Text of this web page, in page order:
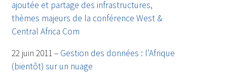
ajoutée et partage des infrastructures,
thèmes majeurs de la conférence West &
Central Africa Com
22 juin 2011 – Gestion des données : l’Afrique
(bientôt) sur un nuage